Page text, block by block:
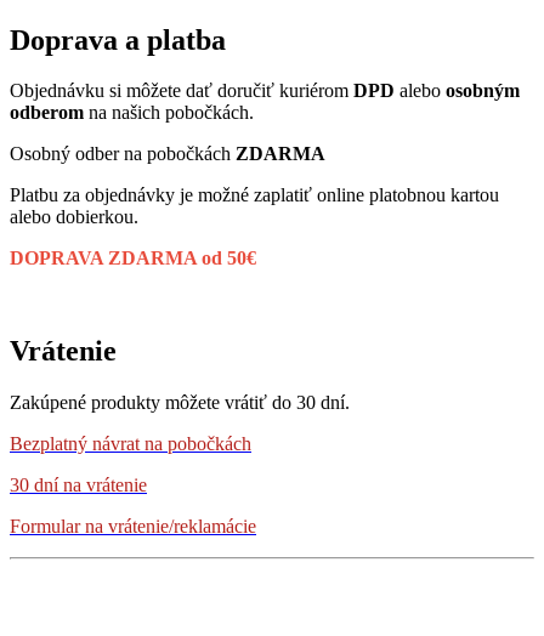
Doprava a platba
Objednávku si môžete dať doručiť kuriérom DPD alebo osobným
odberom na našich pobočkách.
Osobný odber na pobočkách ZDARMA
Platbu za objednávky je možné zaplatiť online platobnou kartou
alebo dobierkou.
DOPRAVA ZDARMA od 50€
Vrátenie
Zakúpené produkty môžete vrátiť do 30 dní.
Bezplatný návrat na pobočkách
30 dní na vrátenie
Formular na vrátenie/reklamácie